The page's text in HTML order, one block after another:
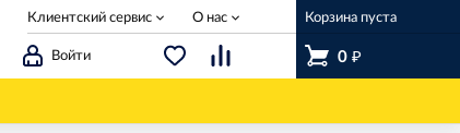
Войти
Корзина пуста
0 ₽
Клиентский сервис О нас